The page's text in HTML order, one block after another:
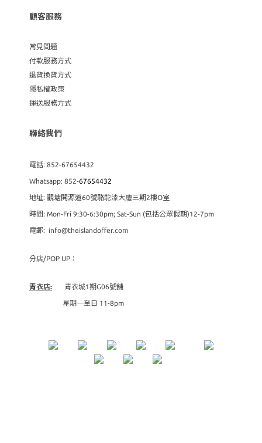
顧客服務
常見問題
付款服務方式
退貨換貨方式
隱私權政策
運送服務方式
聯絡我們
電話: 852-67654432
Whatsapp: 852-67654432
地址: 觀塘開源道60號駱駝漆大廈三期2樓O室
時間: Mon-Fri 9:30-6:30pm; Sat-Sun (包括公眾假期)12-7pm
電郵: info@theislandoffer.com
分店/POP UP：
青衣店: 青衣城1期G06號舖
星期一至日 11-8pm